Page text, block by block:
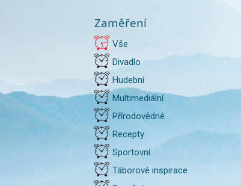
Zaměření
Vše
Divadlo
Hudební
Multimediální
Přírodovědné
Recepty
Sportovní
Táborové inspirace